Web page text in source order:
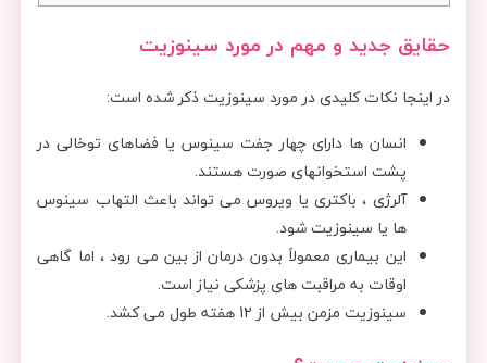
حقایق جدید و مهم در مورد سینوزیت
در اینجا نکات کلیدی در مورد سینوزیت ذکر شده است:
انسان ها دارای چهار جفت سینوس یا فضاهای توخالی در
پشت استخوانهای صورت هستند.
آلرژی ، باکتری یا ویروس می تواند باعث التهاب سینوس
ها یا سینوزیت شود.
این بیماری معمولاً بدون درمان از بین می رود ، اما گاهی
اوقات به مراقبت های پزشکی نیاز است.
سینوزیت مزمن بیش از 12 هفته طول می کشد.